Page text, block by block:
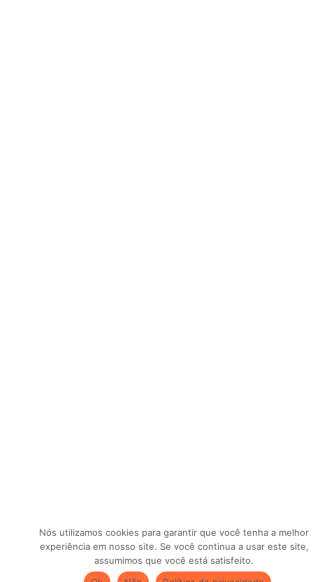
Nós utilizamos cookies para garantir que você tenha a melhor
experiência em nosso site. Se você continua a usar este site,
assumimos que você está satisfeito.